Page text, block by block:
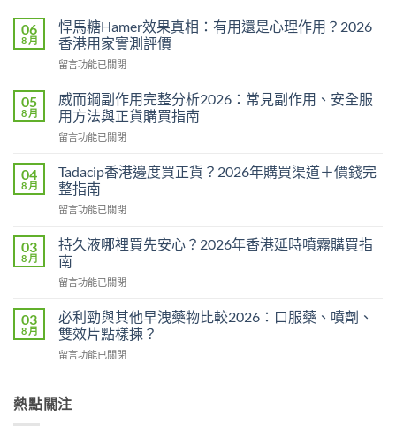
06
8 月
悍馬糖Hamer效果真相：有用還是心理作用？2026
香港用家實測評價
在
馬
糖
Hamer
效
真
相：
有
用
是
心
作
2026
香
港
實
測
留言功能已關閉
05
8 月
威而鋼副作用完整分析2026：常見副作用、安全服
用方法與正貨購買指南
在
而
鋼
副
作
完
整
分
析
常
見
作
全
留言功能已關閉
04
8 月
Tadacip香港邊度買正貨？2026年購買渠道＋價錢完
整指南
在
香
港
邊
度
正
貨？
2026
年
渠
留言功能已關閉
03
8 月
持久液哪裡買先安心？2026年香港延時噴霧購買指
南
在
久
液
哪
裡
安
留言功能已關閉
03
8 月
必利勁與其他早洩藥物比較2026：口服藥、噴劑、
雙效片點樣揀？
在
勁
與
留言功能已關閉
熱點關注